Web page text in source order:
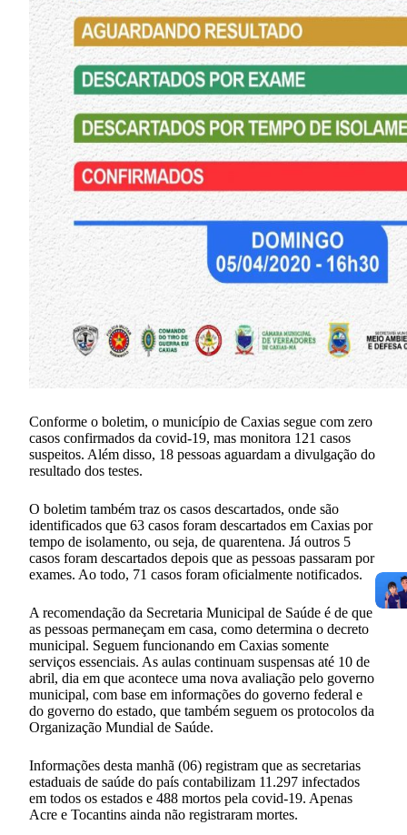
Conforme o boletim, o município de Caxias segue com zero
casos confirmados da covid-19, mas monitora 121 casos
suspeitos. Além disso, 18 pessoas aguardam a divulgação do
resultado dos testes.
O boletim também traz os casos descartados, onde são
identificados que 63 casos foram descartados em Caxias por
tempo de isolamento, ou seja, de quarentena. Já outros 5
casos foram descartados depois que as pessoas passaram por
exames. Ao todo, 71 casos foram oficialmente notificados.
A recomendação da Secretaria Municipal de Saúde é de que
as pessoas permaneçam em casa, como determina o decreto
municipal. Seguem funcionando em Caxias somente
serviços essenciais. As aulas continuam suspensas até 10 de
abril, dia em que acontece uma nova avaliação pelo governo
municipal, com base em informações do governo federal e
do governo do estado, que também seguem os protocolos da
Organização Mundial de Saúde.
Informações desta manhã (06) registram que as secretarias
estaduais de saúde do país contabilizam 11.297 infectados
em todos os estados e 488 mortos pela covid-19. Apenas
Acre e Tocantins ainda não registraram mortes.